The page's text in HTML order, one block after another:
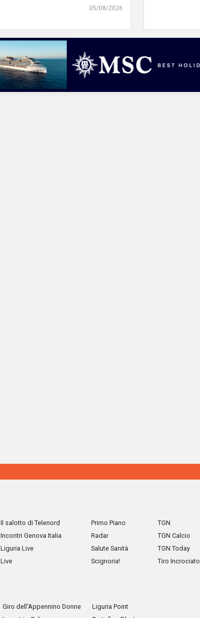
05/08/2026
Il salotto di Telenord
Incontri Genova Italia
Liguria Live
Live
Primo Piano
Radar
Salute Sanità
Scignoria!
TGN
TGN Calcio
TGN Today
Tiro Incrociato
Giro dell'Appennino Donne
Liguria Point